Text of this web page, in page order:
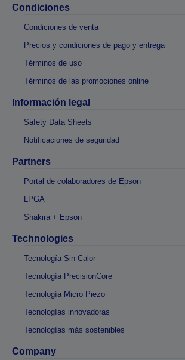
Condiciones
Condiciones de venta
Precios y condiciones de pago y entrega
Términos de uso
Términos de las promociones online
Información legal
Safety Data Sheets
Notificaciones de seguridad
Partners
Portal de colaboradores de Epson
LPGA
Shakira + Epson
Technologies
Tecnología Sin Calor
Tecnología PrecisionCore
Tecnología Micro Piezo
Tecnologías innovadoras
Tecnologías más sostenibles
Company